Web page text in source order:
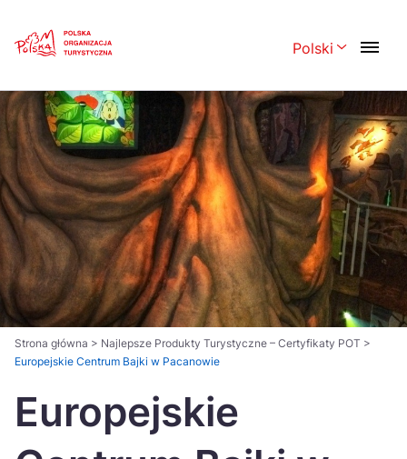
Polski
Polski English
Česká 中国
Dansk Deutsch
Español Français
Italiano Magyar
Nederlands 日本語
Português Norsk
Україна
Strona główna > Najlepsze Produkty Turystyczne – Certyfikaty POT >
Europejskie Centrum Bajki w Pacanowie
Europejskie